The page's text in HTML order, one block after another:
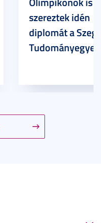
szereztek idén
diplomát a